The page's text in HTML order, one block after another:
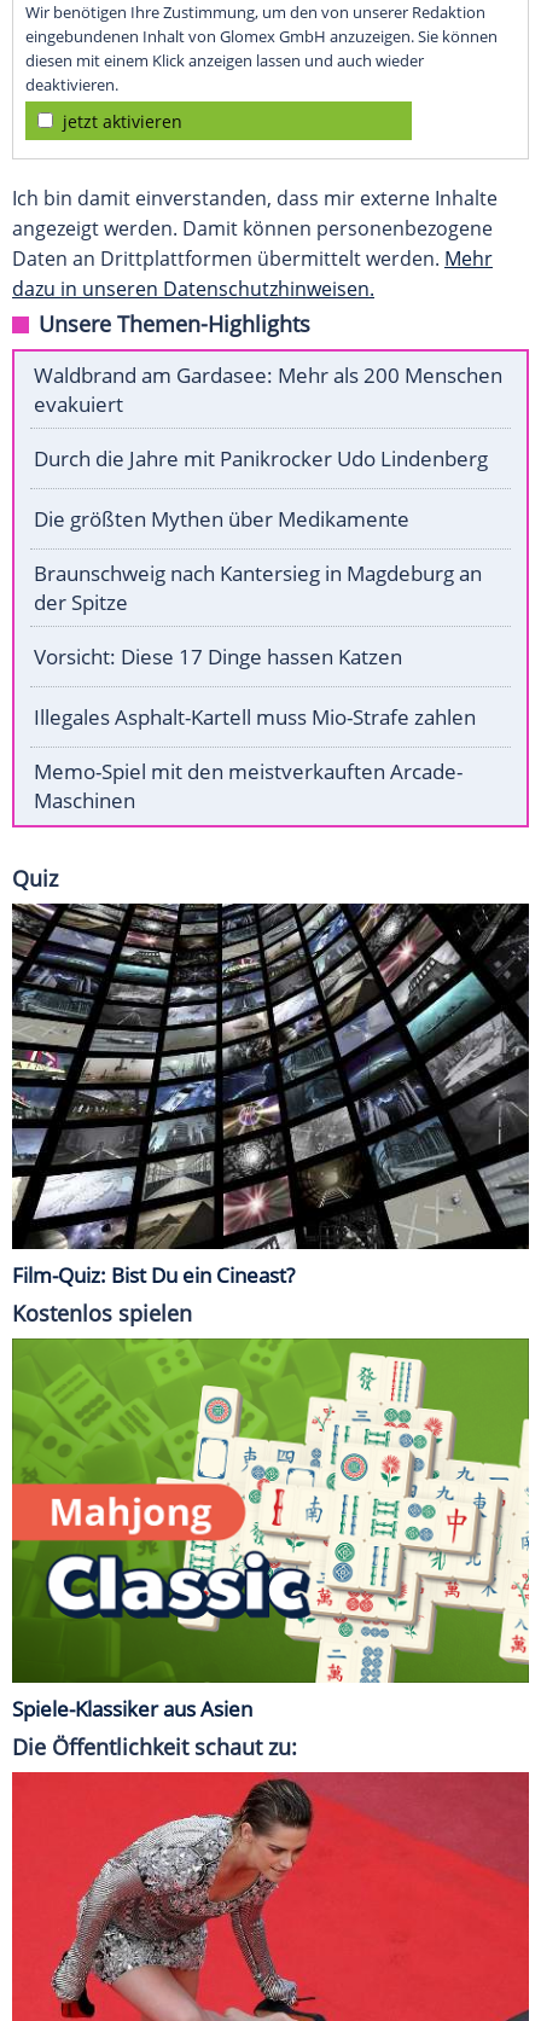
Wir benötigen Ihre Zustimmung, um den von unserer Redaktion
eingebundenen Inhalt von Glomex GmbH anzuzeigen. Sie können
diesen mit einem Klick anzeigen lassen und auch wieder
deaktivieren.
jetzt aktivieren
Ich bin damit einverstanden, dass mir externe Inhalte
angezeigt werden. Damit können personenbezogene
Daten an Drittplattformen übermittelt werden. Mehr
dazu in unseren Datenschutzhinweisen.
Unsere Themen-Highlights
Waldbrand am Gardasee: Mehr als 200 Menschen
evakuiert
Durch die Jahre mit Panikrocker Udo Lindenberg
Die größten Mythen über Medikamente
Braunschweig nach Kantersieg in Magdeburg an
der Spitze
Vorsicht: Diese 17 Dinge hassen Katzen
Illegales Asphalt-Kartell muss Mio-Strafe zahlen
Memo-Spiel mit den meistverkauften Arcade-
Maschinen
Quiz
Film-Quiz: Bist Du ein Cineast?
Kostenlos spielen
Spiele-Klassiker aus Asien
Die Öffentlichkeit schaut zu: